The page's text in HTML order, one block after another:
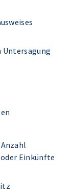
Untersagung
Einkünfte